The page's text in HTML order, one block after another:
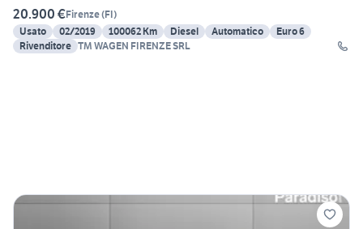
20.900 €Firenze(FI)
Usato
02/2019 100062 Km Diesel Automatico
Euro 6
Rivenditore TM WAGEN FIRENZE SRL